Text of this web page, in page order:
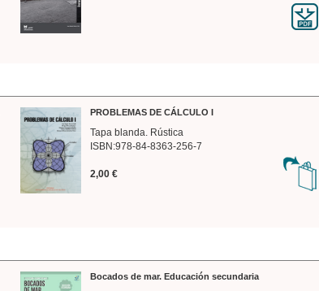
PROBLEMAS DE CÁLCULO I
Tapa blanda. Rústica
ISBN:978-84-8363-256-7
2,00 €
Bocados de mar. Educación secundaria